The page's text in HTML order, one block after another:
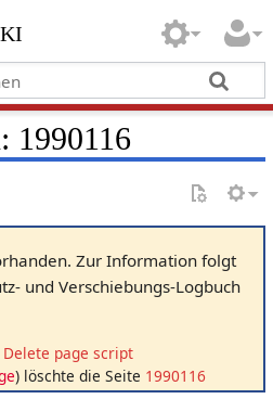
1990116
Zur Information folgt
und Verschiebungs-Logbuch
Delete page script
löschte die Seite 1990116